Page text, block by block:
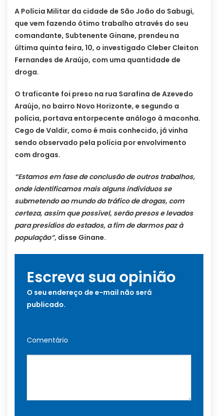
A Polícia Militar da cidade de São João do Sabugi,
que vem fazendo ótimo trabalho através do seu
comandante, Subtenente Ginane, prendeu na
última quinta feira, 10, o investigado Cleber Cleiton
Fernandes de Araújo, com uma quantidade de
droga.
O traficante foi preso na rua Sarafina de Azevedo
Araújo, no bairro Novo Horizonte, e segundo a
polícia, portava entorpecente análogo à maconha.
Cego de Valdir, como é mais conhecido, já vinha
sendo observado pela polícia por envolvimento
com drogas.
“Estamos em fase de conclusão de outros trabalhos,
onde identificamos mais alguns indivíduos se
submetendo ao mundo do tráfico de drogas, com
certeza, assim que possível, serão presos e levados
para presídios do estados, a fim de darmos paz à
população”, disse Ginane.
Escreva sua opinião
O seu endereço de e-mail não será
publicado.
Comentário